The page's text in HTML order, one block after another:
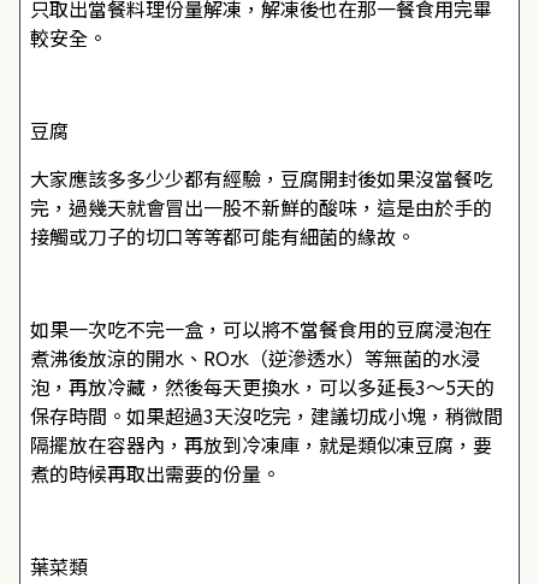
只取出當餐料理份量解凍，解凍後也在那一餐食用完畢
較安全。
豆腐
大家應該多多少少都有經驗，豆腐開封後如果沒當餐吃
完，過幾天就會冒出一股不新鮮的酸味，這是由於手的
接觸或刀子的切口等等都可能有細菌的緣故。
如果一次吃不完一盒，可以將不當餐食用的豆腐浸泡在
煮沸後放涼的開水、RO水（逆滲透水）等無菌的水浸
泡，再放冷藏，然後每天更換水，可以多延長3～5天的
保存時間。如果超過3天沒吃完，建議切成小塊，稍微間
隔擺放在容器內，再放到冷凍庫，就是類似凍豆腐，要
煮的時候再取出需要的份量。
葉菜類